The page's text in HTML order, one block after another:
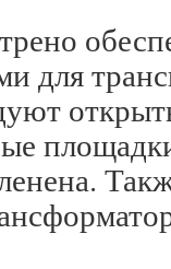
для